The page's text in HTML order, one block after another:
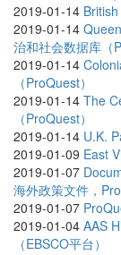
2019-01-14
2019-01-14
治和社会数据库（
2019-01-14
（ProQuest）
2019-01-14 The
（ProQuest）
2019-01-14 U.K.
2019-01-09 East
2019-01-07
海外政策文件，
2019-01-07
2019-01-04 AAS
（EBSCO平台）